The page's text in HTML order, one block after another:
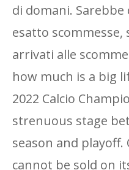
di domani.
esatto
arrivati ​​alle
how much is a big
2022 Calcio
strenuous stage
season and
cannot be sold on